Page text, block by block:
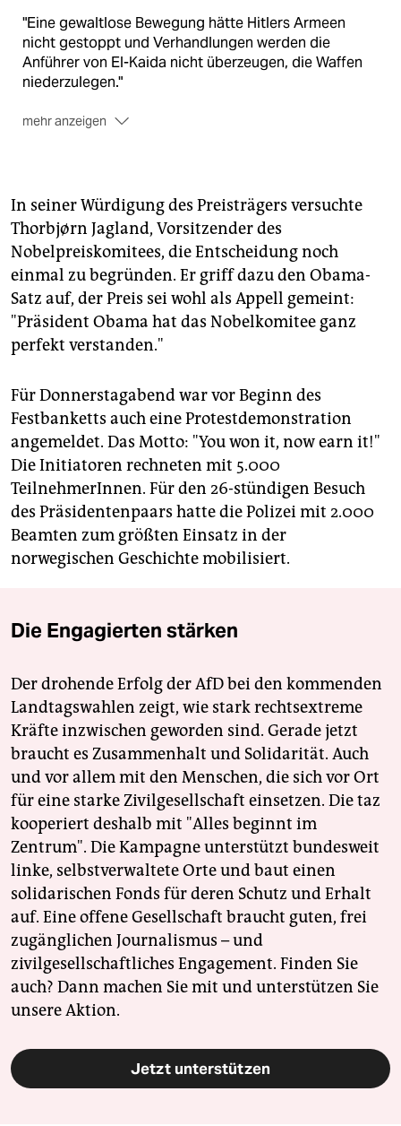
"Eine gewaltlose Bewegung hätte Hitlers Armeen
nicht gestoppt und Verhandlungen werden die
Anführer von El-Kaida nicht überzeugen, die Waffen
niederzulegen."
mehr anzeigen
Einsätze komplexer werden, kann Amerika nicht
alleine handeln."
"Der Glauben, dass Frieden wünschenswert ist, reicht
kaum, um ihn zu erreichen. Frieden erfordert
Verantwortung. Frieden erfordert Opfer."
In seiner Würdigung des Preisträgers versuchte
Thorbjørn Jagland, Vorsitzender des
Nobelpreiskomitees, die Entscheidung noch
einmal zu begründen. Er griff dazu den Obama-
Satz auf, der Preis sei wohl als Appell gemeint:
"Präsident Obama hat das Nobelkomitee ganz
perfekt verstanden."
Für Donnerstagabend war vor Beginn des
Festbanketts auch eine Protestdemonstration
angemeldet. Das Motto: "You won it, now earn it!"
Die Initiatoren rechneten mit 5.000
TeilnehmerInnen. Für den 26-stündigen Besuch
des Präsidentenpaars hatte die Polizei mit 2.000
Beamten zum größten Einsatz in der
norwegischen Geschichte mobilisiert.
Die Engagierten stärken
Der drohende Erfolg der AfD bei den kommenden
Landtagswahlen zeigt, wie stark rechtsextreme
Kräfte inzwischen geworden sind. Gerade jetzt
braucht es Zusammenhalt und Solidarität. Auch
und vor allem mit den Menschen, die sich vor Ort
für eine starke Zivilgesellschaft einsetzen. Die taz
kooperiert deshalb mit "Alles beginnt im
Zentrum". Die Kampagne unterstützt bundesweit
linke, selbstverwaltete Orte und baut einen
solidarischen Fonds für deren Schutz und Erhalt
auf. Eine offene Gesellschaft braucht guten, frei
zugänglichen Journalismus – und
zivilgesellschaftliches Engagement. Finden Sie
auch? Dann machen Sie mit und unterstützen Sie
unsere Aktion.
Jetzt unterstützen